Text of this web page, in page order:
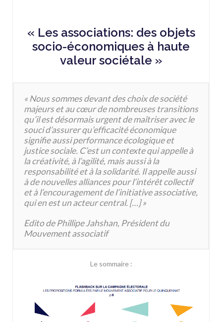
« Les associations: des objets
socio-économiques à haute
valeur sociétale »
« Nous sommes devant des choix de société
majeurs et au cœur de nombreuses transitions
qu’il est désormais urgent de maîtriser avec le
souci d’assurer qu’efficacité économique
signifie aussi performance écologique et
justice sociale. C’est un contexte qui appelle à
la créativité, à l’agilité, mais aussi à la
responsabilité et à la solidarité. Il appelle aussi
à de nouvelles alliances pour l’intérêt collectif
et à l’encouragement de l’initiative associative,
qui en est un acteur central. […] »
Edito de Phillipe Jahshan, Président du
Mouvement associatif
Le sommaire :